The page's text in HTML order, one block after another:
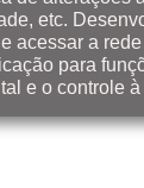
etc.
acessar a
para
e o controle